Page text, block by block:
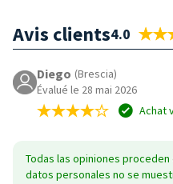
Avis clients4.0
Diego (Brescia)
Évalué le 28 mai 2026
Achat
Todas las opiniones
datos personales no se